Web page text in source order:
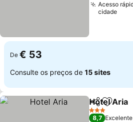
Acesso
cidade
De € 53
Consulte os preços de 15 sites
Partilhar
Hotel Aria
3 Estrelas
8,7 Excelente